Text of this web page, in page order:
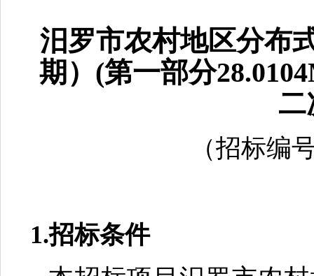
汨罗市农村地区分布
期） (第一部分
二
（招标编
1.招标条件